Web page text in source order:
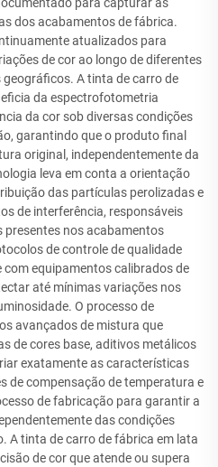
dos acabamentos de fábrica.
atualizados para
de cor ao longo de diferentes
A tinta de carro de
da espectrofotometria
da cor sob diversas condições
garantindo que o produto final
original, independentemente da
leva em conta a orientação
das partículas perolizadas e
de interferência, responsáveis
presentes nos acabamentos
de controle de qualidade
equipamentos calibrados de
até mínimas variações nos
O processo de
avançados de mistura que
de cores base, aditivos metálicos
exatamente as características
de compensação de temperatura e
de fabricação para garantir a
das condições
A tinta de carro de fábrica em lata
de cor que atende ou supera